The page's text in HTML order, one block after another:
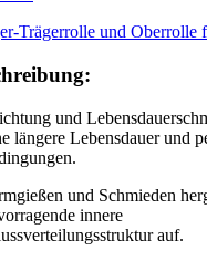
und
längere Lebensdauer und
und Schmieden
innere
auf.